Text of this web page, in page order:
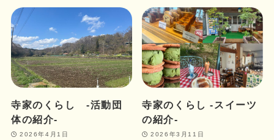
寺家のくらし ‐活動団
体の紹介‐
2026年4月1日
寺家のくらし ‐スイーツ
の紹介‐
2026年3月11日